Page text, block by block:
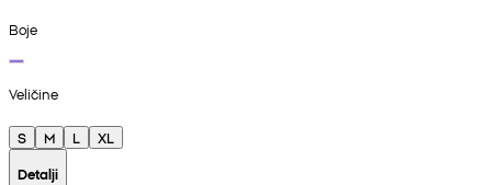
Boje
Veličine
S M L
XL
Detalji